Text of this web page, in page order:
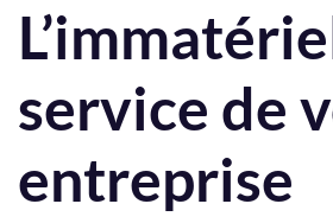
service de
entreprise